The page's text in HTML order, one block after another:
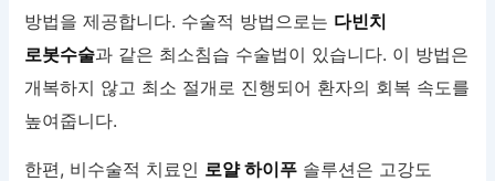
방법을 제공합니다. 수술적 방법으로는 다빈치
로봇수술과 같은 최소침습 수술법이 있습니다. 이 방법은
개복하지 않고 최소 절개로 진행되어 환자의 회복 속도를
높여줍니다.
한편, 비수술적 치료인 로얄 하이푸 솔루션은 고강도